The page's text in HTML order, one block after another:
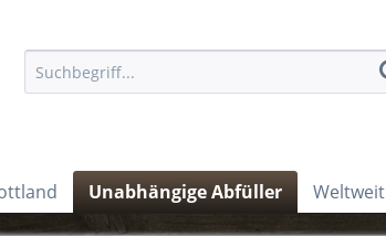
Unabhängige Abfüller Weltweit